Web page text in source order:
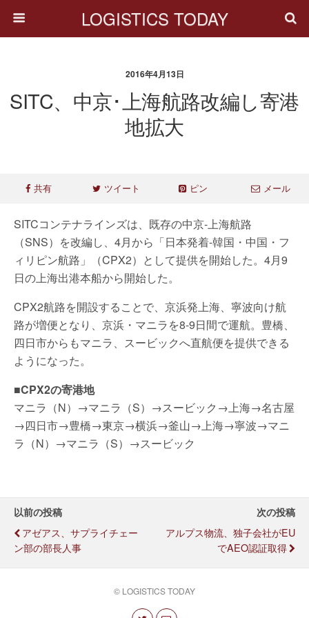
LOGISTICS TODAY
2016年4月13日
SITC、中京･上海航路改編し寄港
地拡大
共有 ツイート ピン メール
SITCコンテナラインズは、既存の中京‐上海航路
（SNS）を改編し、4月から「日本発着-韓国・中国・フ
ィリピン航路」（CPX2）として提供を開始した。4月9
日の上海出港本船から開始した。
CPX2航路を開設することで、京浜発上海、寧波向け航
路が増便となり、京浜・マニラを8-9日間で運航。豊橋、
四日市からもマニラ、スービックへ直航便を提供できる
ようになった。
■CPX2の寄港地
マニラ（N）→マニラ（S）→スービック→上海→名古屋
→四日市→豊橋→東京→横浜→釜山→上海→寧波→マニ
ラ（N）→マニラ（S）→スービック
以前の投稿
アゼアス、サプライチェー
ン部の部長人事
次の投稿
アルプス物流、独子会社がEU
でAEO認証取得
© LOGISTICS TODAY